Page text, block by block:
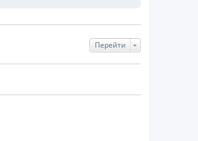
Перейти